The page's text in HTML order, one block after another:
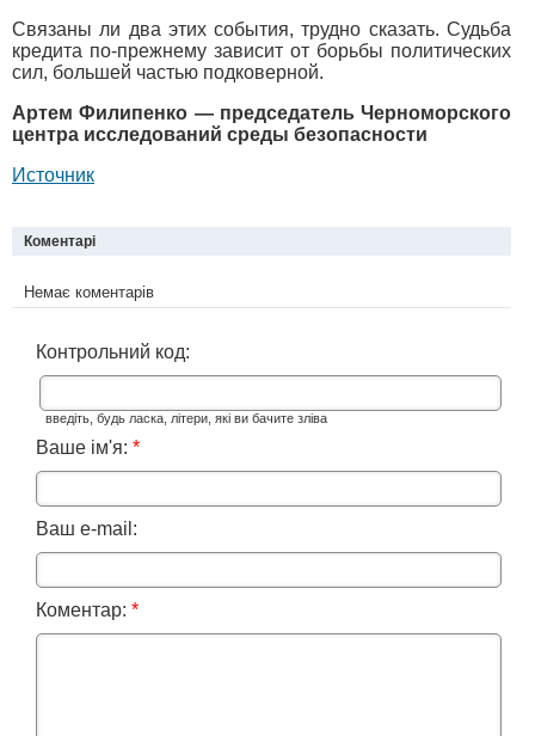
Связаны ли два этих события, трудно сказать. Судьба
кредита по-прежнему зависит от борьбы политических
сил, большей частью подковерной.
Артем Филипенко — председатель Черноморского
центра исследований среды безопасности
Источник
Коментарі
Немає коментарів
Контрольний код:
введіть, будь ласка, літери, які ви бачите зліва
Ваше ім'я: *
Ваш e-mail:
Коментар: *